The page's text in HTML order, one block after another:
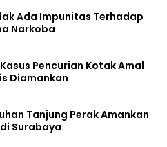
Ada Impunitas Terhadap
Narkoba
Pencurian Kotak Amal
Diamankan
Tanjung Perak Amankan
Surabaya